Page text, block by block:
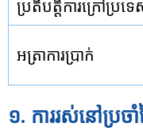
ប្រតិបត្តិការក្រៅប្រទ
អត្រាការប្រាក់
១. ការរស់នៅប្រចាំថ្